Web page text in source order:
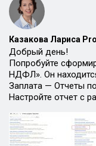
Казакова Лариса
Добрый день!
Попробуйте
НДФЛ». Он
Заплата — Отчеты
Настройте отчет с